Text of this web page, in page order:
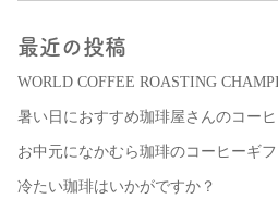
最近の投稿
WORLD COFFEE ROASTING
暑い日におすすめ珈琲屋さんのコー
お中元になかむら珈琲のコーヒーギ
冷たい珈琲はいかがですか？